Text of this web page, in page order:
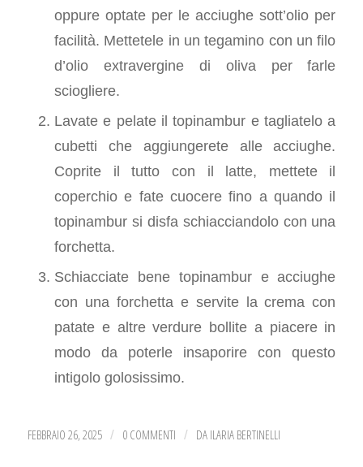
oppure optate per le acciughe sott’olio per
facilità. Mettetele in un tegamino con un filo
d’olio extravergine di oliva per farle
sciogliere.
Lavate e pelate il topinambur e tagliatelo a
cubetti che aggiungerete alle acciughe.
Coprite il tutto con il latte, mettete il
coperchio e fate cuocere fino a quando il
topinambur si disfa schiacciandolo con una
forchetta.
Schiacciate bene topinambur e acciughe
con una forchetta e servite la crema con
patate e altre verdure bollite a piacere in
modo da poterle insaporire con questo
intigolo golosissimo.
FEBBRAIO 26, 2025 / 0 COMMENTI / DA ILARIA BERTINELLI